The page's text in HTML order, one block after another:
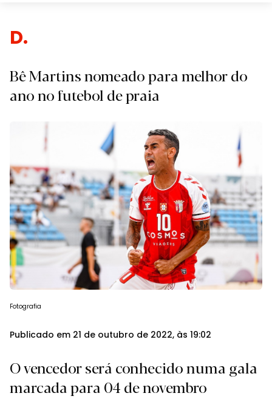
De
Bê Martins nomeado para melhor do
ano no futebol de praia
Fotografia
Publicado em 21 de outubro de 2022, às 19:02
O vencedor será conhecido numa gala
marcada para 04 de novembro